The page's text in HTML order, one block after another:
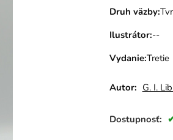
Druh väzby:
Ilustrátor:--
Vydanie:Tretie
Autor: G. I.
Dostupnosť: